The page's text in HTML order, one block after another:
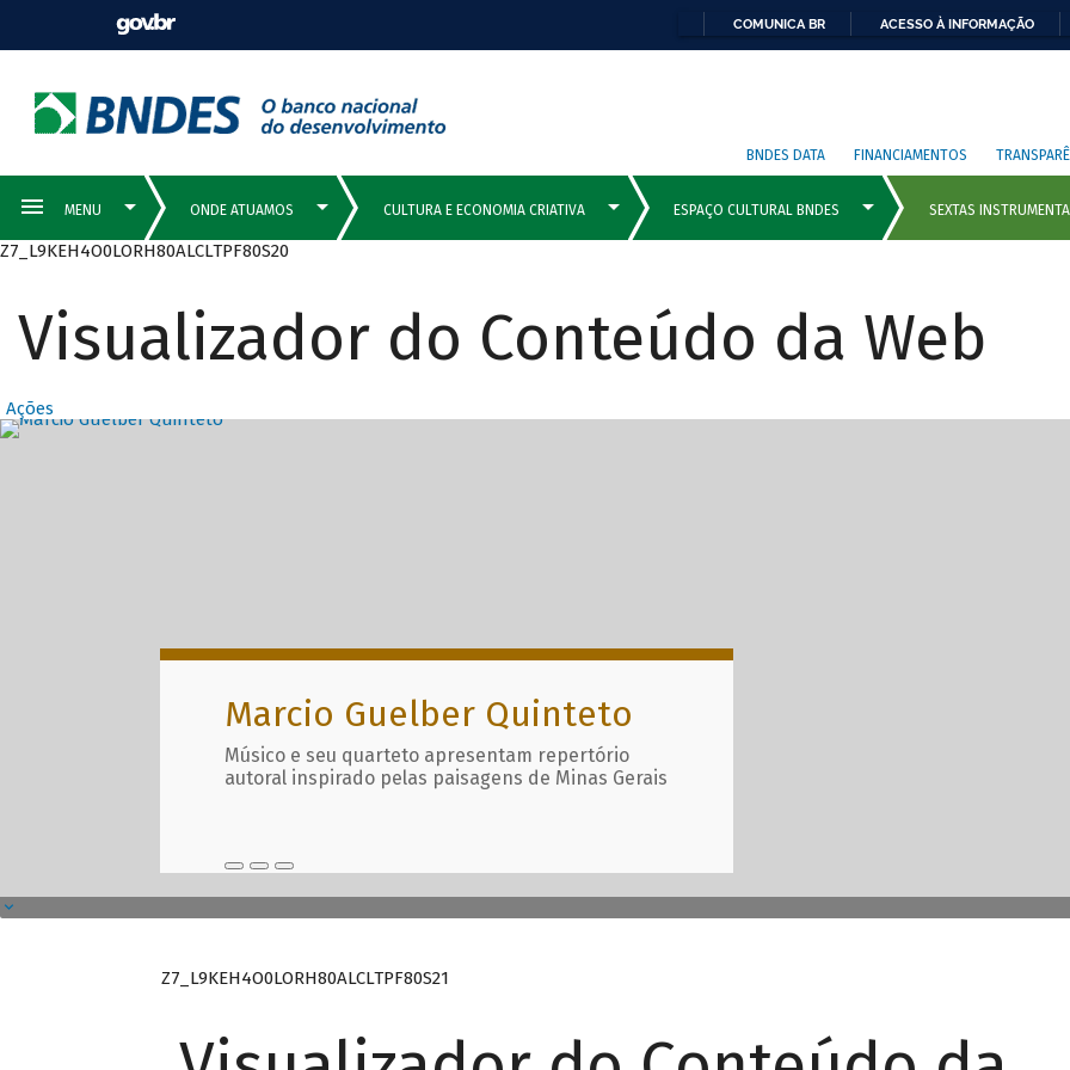
COMUNICA BR ACESSO À INFORMAÇÃO
BNDES DATA FINANCIAMENTOS
Z7_L9KEH4O0LORH80ALCLTPF80S20
Visualizador do Conteúdo da Web
Ações
Destaques Principais com
Marcio Guelber Quinteto
Músico e seu quarteto apresentam repertório
autoral inspirado pelas paisagens de Minas Gerais
Z7_L9KEH4O0LORH80ALCLTPF80S21